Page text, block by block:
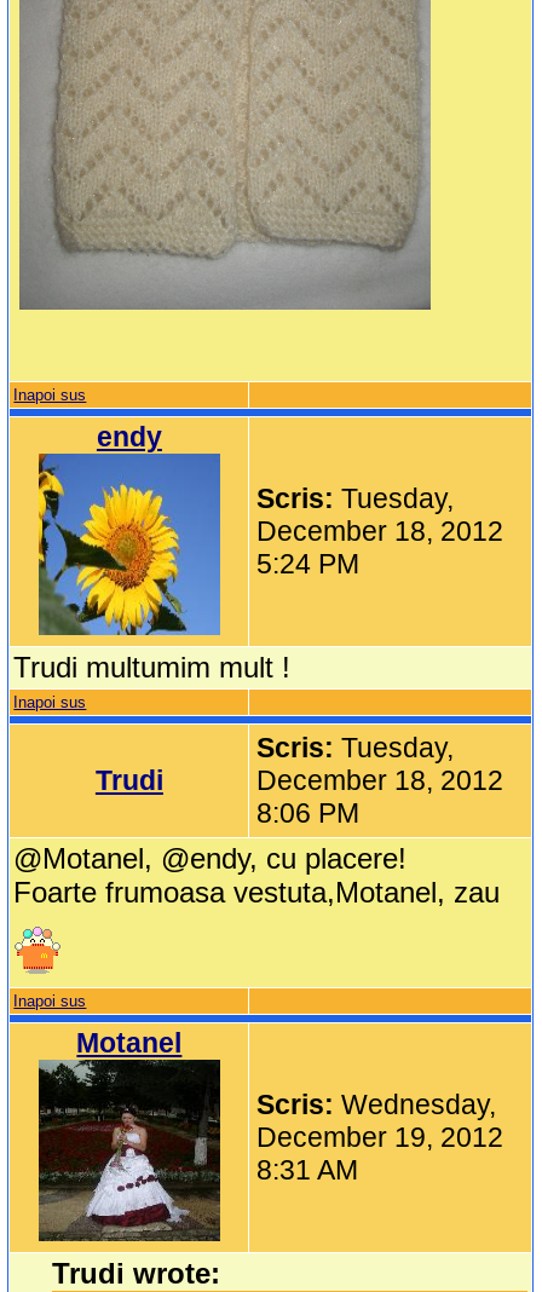
Inapoi sus
endy
Scris:Tuesday,
December 18, 2012
5:24 PM
Trudi multumim mult !
Inapoi sus
Trudi
Scris:Tuesday,
December 18, 2012
8:06 PM
@Motanel, @endy, cu placere!
Foarte frumoasa vestuta,Motanel, zau
Inapoi sus
Motanel
Scris:Wednesday,
December 19, 2012
8:31 AM
Trudi wrote: